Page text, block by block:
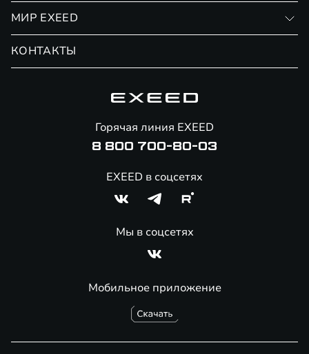
Страхование
Сервис
Помощь на дорогах
МИР EXEED
КОНТАКТЫ
Мобильное приложение
Горячая линия EXEED
8 800 700-80-03
EXEED в соцсетях
Мы в соцсетях